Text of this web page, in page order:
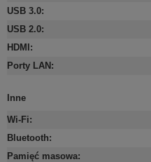
USB 3.0:
USB 2.0:
HDMI :
Porty LAN :
Inne
Wi-Fi:
Bluetooth:
Pamięć masowa: